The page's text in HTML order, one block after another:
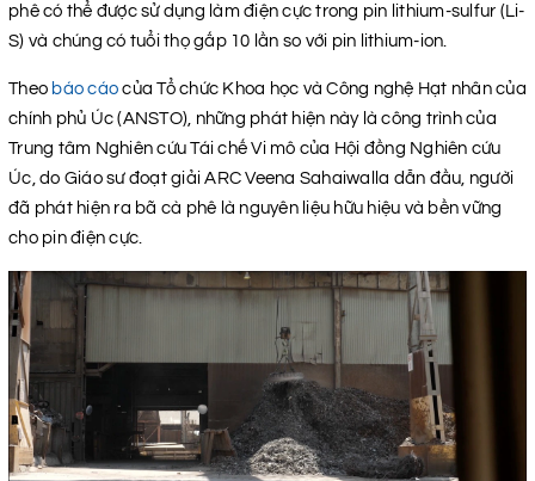
phê có thể được sử dụng làm điện cực trong pin lithium-sulfur (Li-
S) và chúng có tuổi thọ gấp 10 lần so với pin lithium-ion.
Theo báo cáo của Tổ chức Khoa học và Công nghệ Hạt nhân của
chính phủ Úc (ANSTO), những phát hiện này là công trình của
Trung tâm Nghiên cứu Tái chế Vi mô của Hội đồng Nghiên cứu
Úc, do Giáo sư đoạt giải ARC Veena Sahaiwalla dẫn đầu, người
đã phát hiện ra bã cà phê là nguyên liệu hữu hiệu và bền vững
cho pin điện cực.